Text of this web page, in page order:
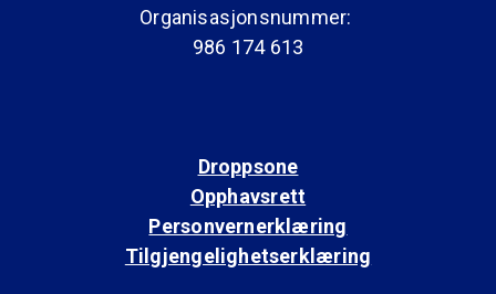
Organisasjonsnummer:
986 174 613
Droppsone
Opphavsrett
Personvernerklæring
Tilgjengelighetserklæring